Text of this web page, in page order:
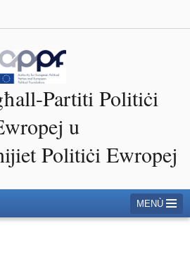
Partiti Politiċi
u
Politiċi Ewropej
MENÙ